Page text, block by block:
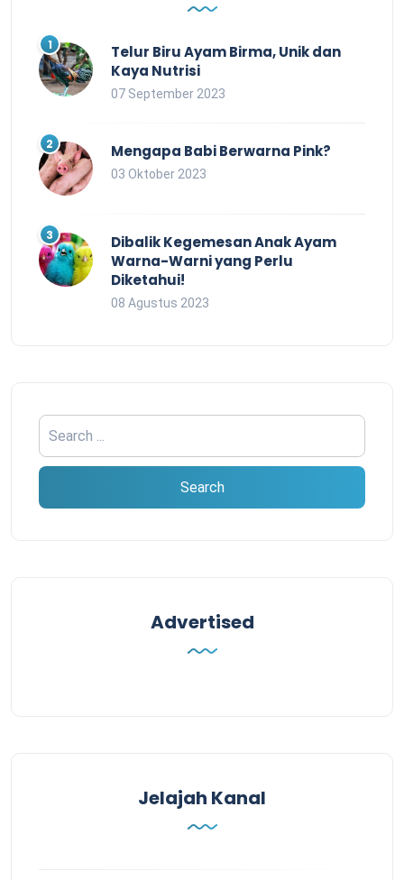
Telur Biru Ayam Birma, Unik dan
Kaya Nutrisi
07 September 2023
Mengapa Babi Berwarna Pink?
03 Oktober 2023
Dibalik Kegemesan Anak Ayam
Warna-Warni yang Perlu
Diketahui!
08 Agustus 2023
Advertised
Jelajah Kanal